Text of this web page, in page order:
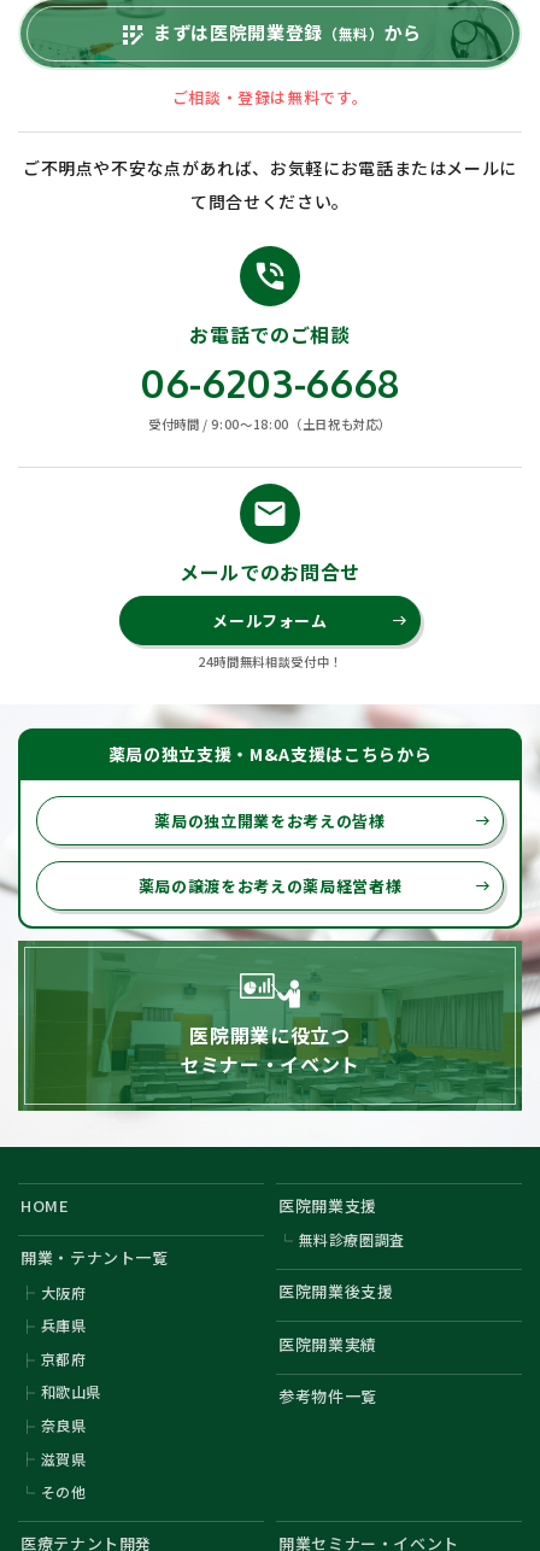
app_registration まずは医院開業登録 （無料） から
ご相談・登録は無料です。
ご不明点や不安な点があれば、お気軽にお電話またはメールに
て問合せください。
phone_in_talk
お電話でのご相談
06-6203-6668
受付時間 / 9:00〜18:00（土日祝も対応）
email
メールでのお問合せ
メールフォーム east
24時間無料相談受付中！
薬局の独立支援・M&A支援はこちらから
薬局の独立開業をお考えの皆様 east
薬局の譲渡をお考えの薬局経営者様 east
医院開業に役立つ
セミナー・イベント
HOME
開業・テナント一覧
大阪府
兵庫県
京都府
和歌山県
奈良県
滋賀県
その他
医院開業支援
無料診療圏調査
医院開業後支援
医院開業実績
参考物件一覧
医療テナント開発 開業セミナー・イベント